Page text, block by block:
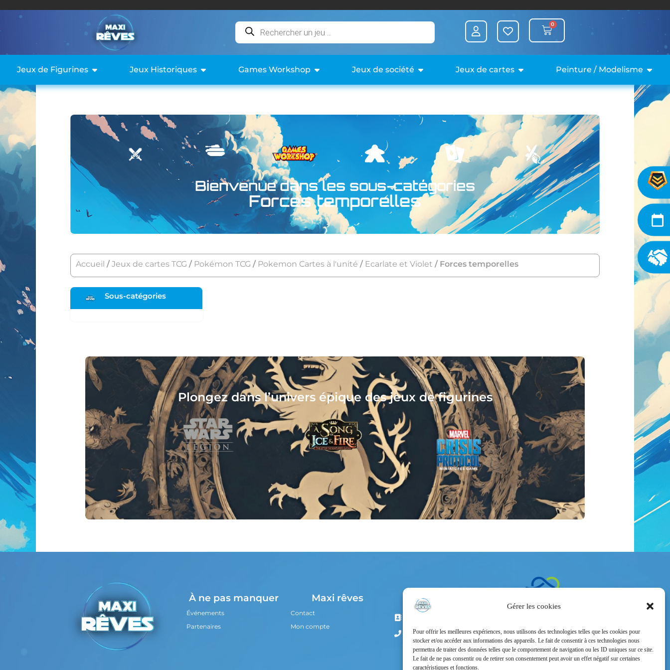
Gérer les cookies
Pour offrir les meilleures expériences, nous utilisons des technologies telles que les cookies pour
stocker et/ou accéder aux informations des appareils. Le fait de consentir à ces technologies nous
permettra de traiter des données telles que le comportement de navigation ou les ID uniques sur ce site.
Le fait de ne pas consentir ou de retirer son consentement peut avoir un effet négatif sur certaines
caractéristiques et fonctions.
0
Jeux de Figurines Jeux Historiques Games Workshop Jeux de société Jeux de cartes Peinture / Modelisme
Bienvenue dans les sous-catégories
Forces temporelles
Accueil / Jeux de cartes TCG / Pokémon TCG / Pokemon Cartes à l'unité / Ecarlate et Violet / Forces temporelles
Sous-catégories
Collectionnez, assemblez, peignez, jouez, lisez :
votre nouveau hobby vous attend !
À ne pas manquer
Événements
Partenaires
Maxi rêves
Contact
Mon compte
Nous contacter
13 Boulevard Vauban –
03 22 28 56 02